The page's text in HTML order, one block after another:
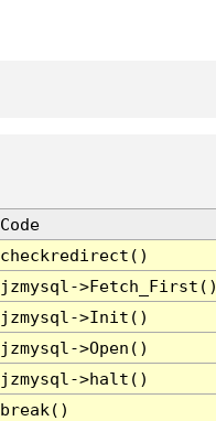
Code
checkredirect()
jzmysql-
jzmysql->Init()
jzmysql->Open()
jzmysql->halt()
break()